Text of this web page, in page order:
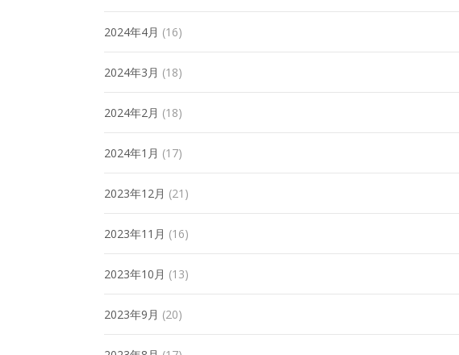
2024年4月 (16)
2024年3月 (18)
2024年2月 (18)
2024年1月 (17)
2023年12月 (21)
2023年11月 (16)
2023年10月 (13)
2023年9月 (20)